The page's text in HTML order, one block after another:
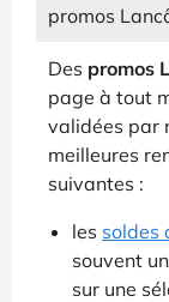
promos
Des promos
page à tout
validées par
meilleures
suivantes :
les soldes
souvent un
sur une